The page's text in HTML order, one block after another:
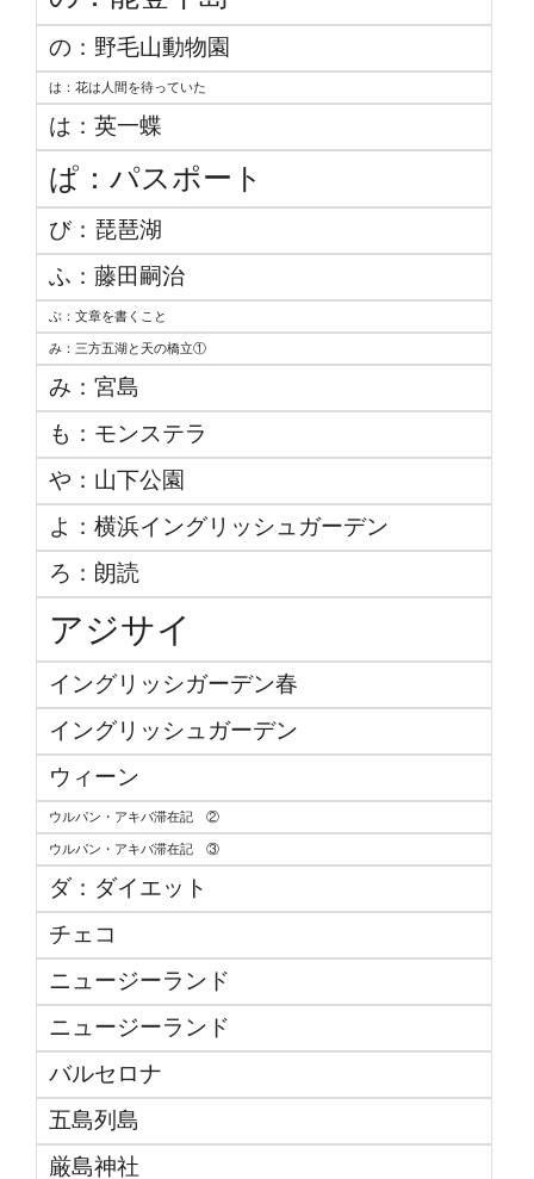
の：野毛山動物園
は：花は人間を待っていた
は：英一蝶
ぱ：パスポート
び：琵琶湖
ふ：藤田嗣治
ぶ：文章を書くこと
み：三方五湖と天の橋立①
み：宮島
も：モンステラ
や：山下公園
よ：横浜イングリッシュガーデン
ろ：朗読
アジサイ
イングリッシガーデン春
イングリッシュガーデン
ウィーン
ウルパン・アキバ滞在記 ②
ウルパン・アキバ滞在記 ③
ダ：ダイエット
チェコ
ニュージーランド
ニュージーランド
バルセロナ
五島列島
厳島神社